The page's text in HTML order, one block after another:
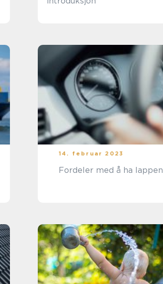
14. februar 2023
Fordeler med å ha lappen